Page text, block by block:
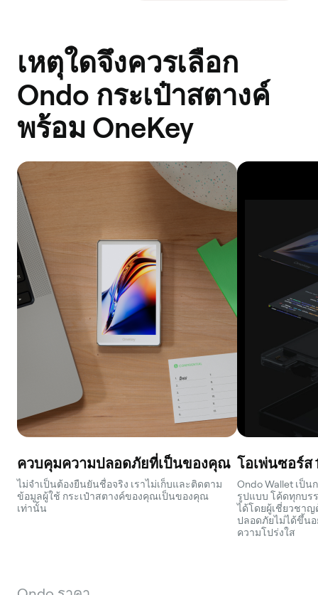
เหตุใดจึงควรเลือก
Ondo กระเป๋าสตางค์
พร้อม OneKey
ควบคุมความปลอดภัยที่เป็นของคุณ
ไม่จำเป็นต้องยืนยันชื่อจริง เราไม่เก็บและติดตาม
ข้อมูลผู้ใช้ กระเป๋าสตางค์ของคุณเป็นของคุณ
เท่านั้น
โอเพ่นซอร์ส
Ondo Wallet เป็น
รูปแบบ โค้ดทุกบร
ได้โดยผู้เชี่ยวชา
ปลอดภัยไม่ได้ขึ้น
ความโปร่งใส